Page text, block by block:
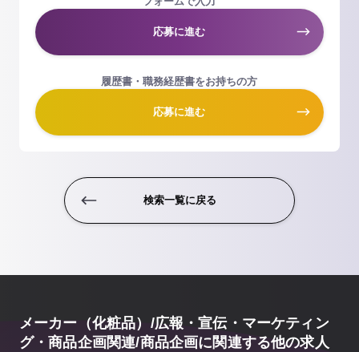
応募に進む
履歴書・職務経歴書をお持ちの方
応募に進む
検索一覧に戻る
メーカー（化粧品）/広報・宣伝・マーケティン
グ・商品企画関連/商品企画に関連する他の求人